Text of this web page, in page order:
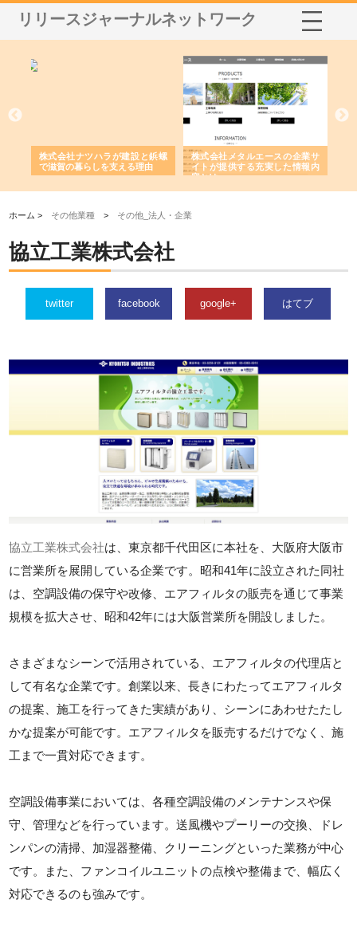
リリースジャーナルネットワーク
株式会社ナツハラが建設と鋲螺
で滋賀の暮らしを支える理由
株式会社メタルエースの企業サ
イトが提供する充実した情報内
容とは
ホーム > その他業種 > その他_法人・企業
協立工業株式会社
twitter facebook google+ はてブ
協立工業株式会社は、東京都千代田区に本社を、大阪府大阪市
に営業所を展開している企業です。昭和41年に設立された同社
は、空調設備の保守や改修、エアフィルタの販売を通じて事業
規模を拡大させ、昭和42年には大阪営業所を開設しました。
さまざまなシーンで活用されている、エアフィルタの代理店と
して有名な企業です。創業以来、長きにわたってエアフィルタ
の提案、施工を行ってきた実績があり、シーンにあわせたたし
かな提案が可能です。エアフィルタを販売するだけでなく、施
工まで一貫対応できます。
空調設備事業においては、各種空調設備のメンテナンスや保
守、管理などを行っています。送風機やプーリーの交換、ドレ
ンパンの清掃、加湿器整備、クリーニングといった業務が中心
です。また、ファンコイルユニットの点検や整備まで、幅広く
対応できるのも強みです。